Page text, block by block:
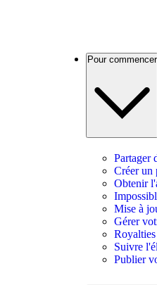
Pour commencer
Partager
Créer un
Obtenir
Mise à
Gérer
Royalties
Suivre
Publier